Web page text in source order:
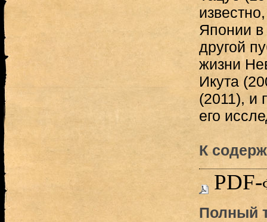
Японии в
другой
жизни
Икута
(2011), и
его
К
PDF-
Полный